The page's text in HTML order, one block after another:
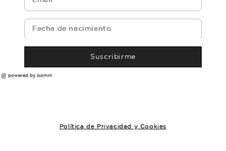
Suscribirme
powered by icomm
Política de Privacidad y Cookies